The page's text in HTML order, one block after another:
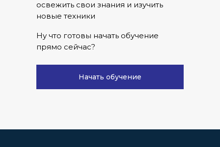
освежить свои знания и изучить
новые техники
Начать обучение
Ну что готовы начать обучение
прямо сейчас?